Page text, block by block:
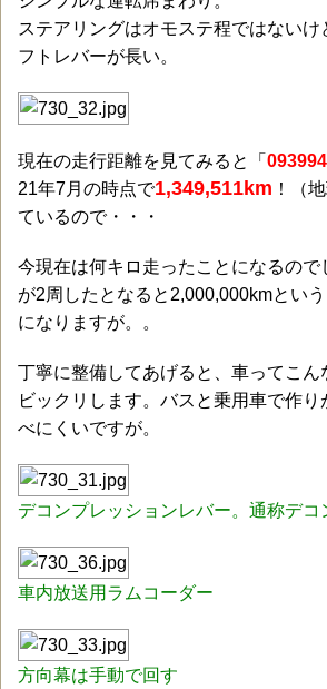
ステアリングはオモステ程ではない
フトレバーが長い。
現在の走行距離を見てみると「 093994
21年7月の時点で1,349,511km ！（
ているので・・・
今現在は何キロ走ったことになるので
が2周したとなると2,000,000kmとい
になりますが。。
丁寧に整備してあげると、車ってこん
ビックリします。バスと乗用車で作
べにくいですが。
デコンプレッションレバー。通称デコ
車内放送用ラムコーダー
方向幕は手動で回す